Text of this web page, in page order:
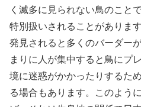
く滅多に見られない鳥のこと
特別扱いされることがありま
発見されると多くのバーダー
まりに人が集中すると鳥にプ
境に迷惑がかかったりするた
る場合もあります。このよう